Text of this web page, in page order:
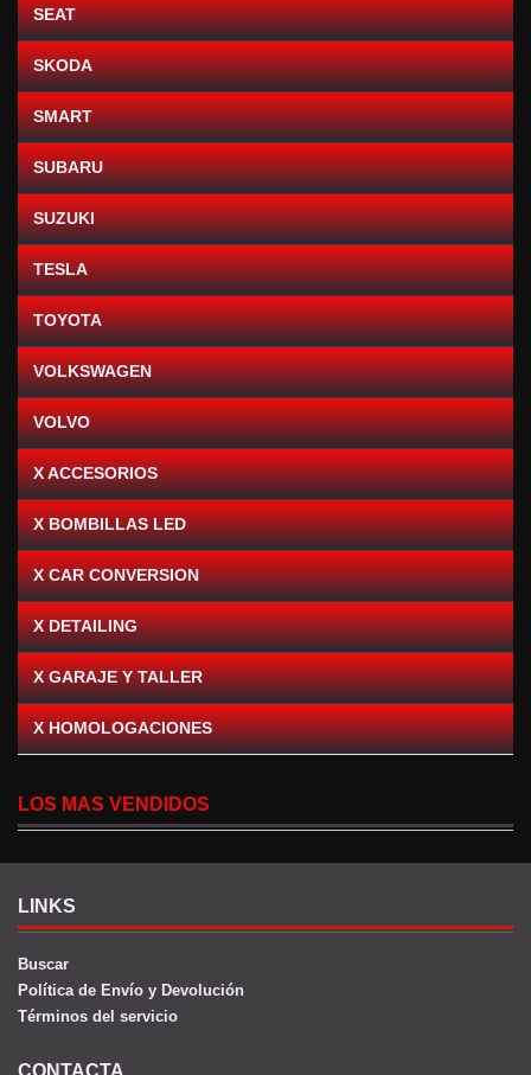
SEAT
SKODA
SMART
SUBARU
SUZUKI
TESLA
TOYOTA
VOLKSWAGEN
VOLVO
X ACCESORIOS
X BOMBILLAS LED
X CAR CONVERSION
X DETAILING
X GARAJE Y TALLER
X HOMOLOGACIONES
LOS MAS VENDIDOS
LINKS
Buscar
Política de Envío y Devolución
Términos del servicio
CONTACTA